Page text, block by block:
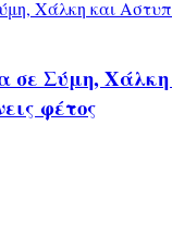
σε Σύμη,
φέτος